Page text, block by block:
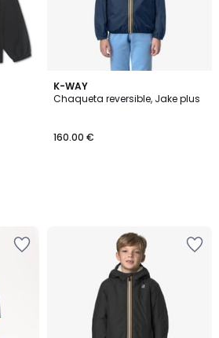
K-WAY
Chaqueta reversible, Jake plus
160.00 €